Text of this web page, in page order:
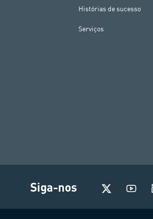
Histórias de sucesso
Serviços
Siga-nos